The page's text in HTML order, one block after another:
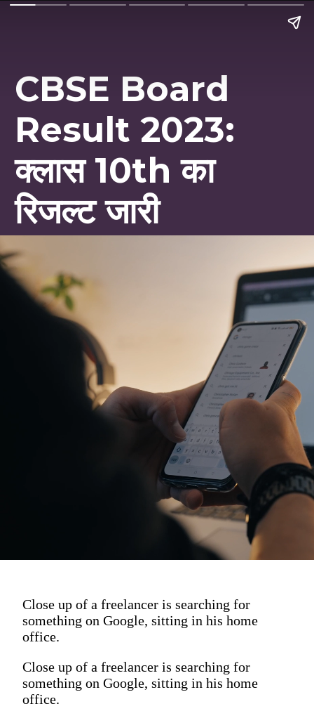
CBSE Board
Result 2023:
क्लास 10th का
रिजल्ट जारी
Close up of a freelancer is searching for
something on Google, sitting in his home
office.
Close up of a freelancer is searching for
something on Google, sitting in his home
office.